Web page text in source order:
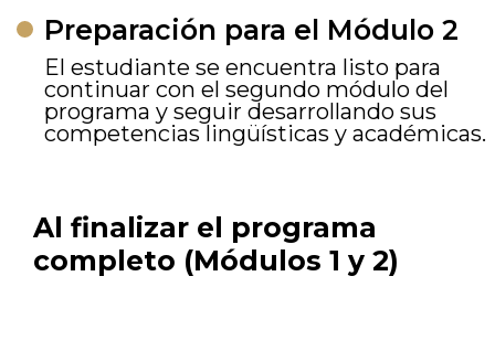
Preparación para el Módulo 2
El estudiante se encuentra listo para
continuar con el segundo módulo del
programa y seguir desarrollando sus
competencias lingüísticas y académicas.
Al finalizar el programa
completo (Módulos 1 y 2)